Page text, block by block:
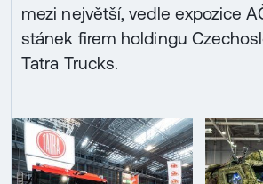
mezi největší, vedle expozice
stánek firem holdingu
Tatra Trucks.